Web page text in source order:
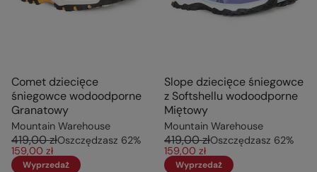
Comet dziecięce
śniegowce wodoodporne
Granatowy
Mountain Warehouse
419,00 złOszczędzasz 62%
159,00 zł
Wyprzedaż
Slope dziecięce śniegowce
z Softshellu wodoodporne
Miętowy
Mountain Warehouse
419,00 złOszczędzasz 62%
159,00 zł
Wyprzedaż